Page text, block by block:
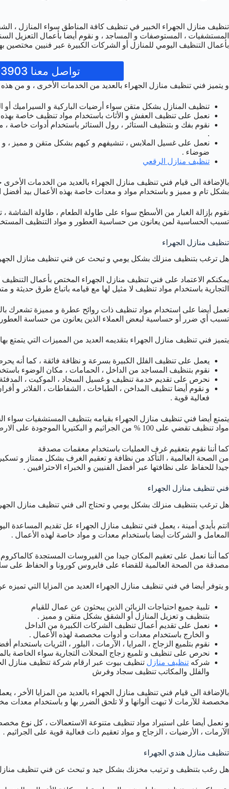
تنظيف منازل الجهراء الخبير في تنظيف كافة المناطق سواء المنازل ،
المستشفيات ، المستوصفات و المساجد ، و نقوم أيضا بأعمال التعزيل
بأعمال التنظيف اليومي للمنازل أو الشركات الكبيرة عبر فنيين مختصين
تواصل معنا 50993903
و يتميز فني تنظيف منازل الجهراء بالعديد من الخدمات الأخرى ، و من
تنظيف المنازل بشكل متقن سواء أرضيات الباركية و السيراميك أو
نعمل على تنظيف العفش و الأثاث باستخدام مواد تنظيف خاصة
نقوم بفك و بتنظيف الستائر ، رول الستائر باستخدام أدوات خاصة
.
نعمل على غسيل الملابس ، تنشيفهم و كيهم بشكل متقن و مميز ، و
ضوضاء .
تنظيف منازل الرقعي
بالإضافة الى قيام فني تنظيف منازل الجهراء بالعديد من الخدمات
بشكل تام و مميز و باستخدام مواد و معدات خاصة بهذه الأعمال بيد أفضل
نقوم بإزالة الغبار من الأسطح سواء على طاولة الطعام ، طاولة الشاشة
تسبب الحساسية لمن يعانون من حساسية العطور و مواد التنظيف
تنظيف منازل الجهراء
هل ترغب بتنظيف منزلك بشكل يومي و تبحث عن فني تنظيف منازل
يمكنكم الاعتماد على فني تنظيف منازل الجهراء المختص بأعمال التنظيف
التجارية باستخدام مواد تنظيف لا مثيل لها مع قيامه باتباع طرق حديثة و
نعمل أيضا على استخدام مواد تنظيف ذات روائح عطرة و مميزة تشعرك
تسبب أي ضرر أو حساسية لبعض العملاء الذين يعانون من حساسة
يتميز فني تنظيف منازل الجهراء بتقديمه العديد من المميزات التي يتمتع
يعمل على تنظيف الفلل الكبيرة بسرعة و نظافة فائقة ، كما أنه
نقوم بتنظيف المساجد من الداخل ، الحمامات ، مكان الوضوء
نحرص على تقديم خدمة تنظيف و غسيل السجاد ، الموكيت ،
و نقوم أيضا تنظيف المداخن ، الطباخات ، الشفاطات ، الفلاتر و
فعالية قوية .
يتمتع أيضا فني تنظيف منازل الجهراء بقيامه بتنظيف المستشفيات سواء
مواد تنظيف تقضي على 100 % من الجراثيم و البكتيريا الموجودة على الارضيات .
كما أننا نقوم بتعقيم غرف العمليات باستخدام معقمات مصدقة
من الصحة العالمية ، التأكد من نظافة و تعقيم الغرف بشكل ممتاز و
جيدا للحفاظ على نظافتها عبر أفضل الفنيين و الخبراء الاحترافيين .
فني تنظيف منازل الجهراء
هل ترغب بتنظيف منزلك بشكل يومي و تحتاج الى فني تنظيف منازل
انتم بأيدي أمينة ، يعمل فني تنظيف منازل الجهراء عل تقديم المساعدة
المعامل و الشركات أيضا باستخدام معدات و مواد خاصة لهذه الأعمال .
كما أننا نعمل على تعقيم المكان جيدا من الفيروسات المستجدة
مصدقة من الصحة العالمية للقضاء على فايروس كورونا و الحفاظ على
و يتوفر أيضا في فني تنظيف منازل الجهراء العديد من المزايا التي تميزه
تلبية جميع احتياجات الزبائن الذين يبحثون عن عمال للقيام
بتنظيف و تعزيل المنازل أو الشقق بشكل متقن و مميز .
نعمل على تقديم أعمال تنظيف الشركات الكبيرة من الداخل
و الخارج باستخدام معدات و أدوات مخصصة لهذه الأعمال .
نقوم بتلميع الزجاج ، المرايا ، الآرمات ، البلور ، الثريات
نحرص على تنظيف و تلميع زجاج المحلات التجارية سواء الخاصة
شركه تنظيف منازل تنظيف بيوت عبر ارقام شركة تنظيف منازل
والفلل والمكاتب تنظيف سجاد وفرش
بالإضافة الى قيام فني تنظيف منازل الجهراء بالعديد من المزايا الأخر
مخصصة للآرمات لا تبهت ألوانها و لا تلحق الضرر بها و باستخدام معدات
و نعمل أيضا على استيراد مواد تنظيف متنوعة الاستعمالات ، كل نوع
الآرمات ، الأرضيات ، الزجاج و مواد تعقيم ذات فعالية قوية على الجراثيم .
تنظيف منازل هندي الجهراء
هل رغب بتنظيف و ترتيب مخزنك بشكل جيد و تبحث عن فني تنظيف منازل